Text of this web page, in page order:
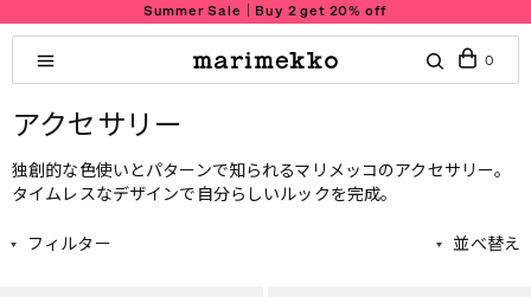
Summer Sale｜Buy 2 get 20% off
0
アクセサリー
独創的な色使いとパターンで知られるマリメッコのアクセサリー。
タイムレスなデザインで自分らしいルックを完成。
フィルター 並べ替え